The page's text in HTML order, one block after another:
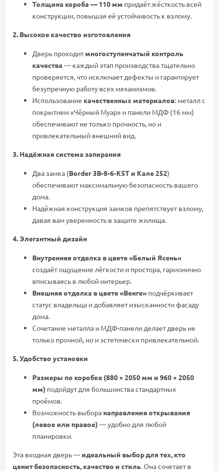
Толщина короба — 110 мм придаёт жёсткость всей
конструкции, повышая её устойчивость к взлому.
2. Высокое качество изготовления
Дверь проходитмногоступенчатый контроль
качества — каждый этап производства тщательно
проверяется, что исключает дефекты и гарантирует
безупречную работу всех механизмов.
Использование качественных материалов: металл с
покрытием «Чёрный Муар» и панели МДФ (16 мм)
обеспечивают не только прочность, но и
привлекательный внешний вид.
3. Надёжная система запирания
Два замка (Border 3B-8-6-K5T и Кале 252)
обеспечивают максимальную безопасность вашего
дома.
Надёжная конструкция замков препятствует взлому,
давая вам уверенность в защите жилища.
4. Элегантный дизайн
Внутренняя отделка в цвете «Белый Ясень»
создаёт ощущение лёгкости и простора, гармонично
вписываясь в любой интерьер.
Внешняя отделка в цвете «Венге» подчёркивает
статус владельца и добавляет изысканности фасаду
дома.
Сочетание металла и МДФ-панели делает дверь не
только прочной, но и эстетически привлекательной.
5. Удобство установки
Размеры по коробке (880 × 2050 мм и 960 × 2050
мм) подойдут для большинства стандартных
проёмов.
Возможность выбора направления открывания
(левое или правое) — удобно для любой
планировки.
Эта входная дверь — идеальный выбор для тех, кто
ценит безопасность, качество и стиль . Она сочетает в